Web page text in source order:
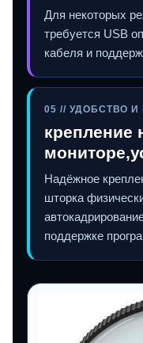
Для некоторых
требуется USB
кабеля и
05 // УДОБСТВО
крепление
Надёжное
шторка
поддержке